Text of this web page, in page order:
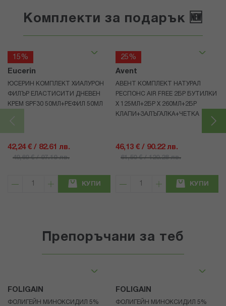
Комплекти за подарък 🆕
15%
Eucerin
ЮСЕРИН КОМПЛЕКТ ХИАЛУРОН
ФИЛЪР ЕЛАСТИСИТИ ДНЕВЕН
КРЕМ SPF30 50МЛ+РЕФИЛ 50МЛ
42,24 € / 82.61 лв.
49,69 € / 97.19 лв.
КУПИ
25%
Avent
АВЕНТ КОМПЛЕКТ НАТУРАЛ
РЕСПОНС AIR FREE 2БР БУТИЛКИ
Х 125МЛ+2БР Х 260МЛ+2БР
КЛАПИ+ЗАЛЪГАЛКА+ЧЕТКА
46,13 € / 90.22 лв.
61,50 € / 120.28 лв.
КУПИ
Препоръчани за теб
FOLIGAIN
ФОЛИГЕЙН МИНОКСИДИЛ 5%
FOLIGAIN
ФОЛИГЕЙН МИНОКСИДИЛ 5%